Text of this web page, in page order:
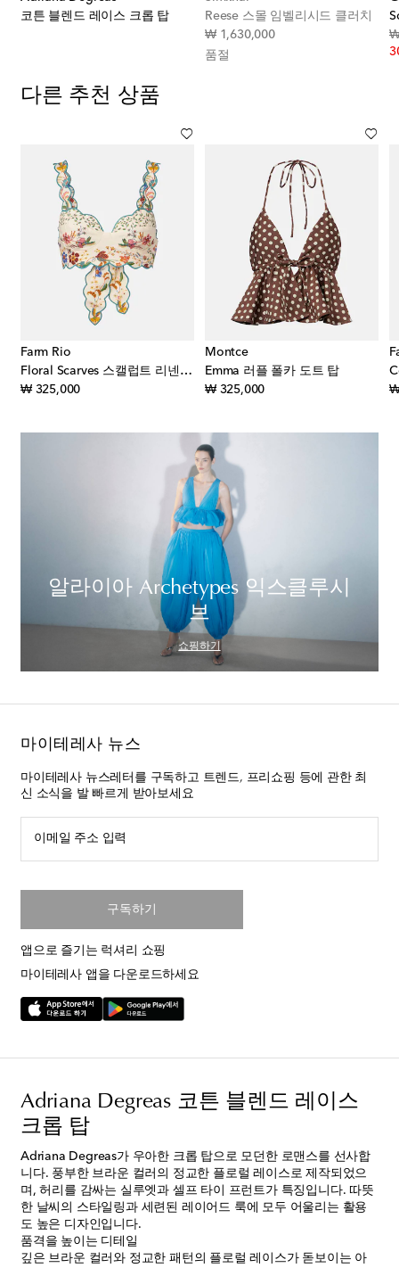
코튼 블렌드 레이스 크롭 탑
Reese 스몰 임벨리시드 클러치
₩ 1,630,000original price
품절
₩
다른 추천 상품
Farm Rio
Floral Scarves 스캘럽트 리넨 크롭 탑
₩ 325,000original price
Montce
Emma 러플 폴카 도트 탑
₩ 325,000original price ₩
알라이아 Archetypes 익스클루시
브
쇼핑하기
마이테레사 뉴스
마이테레사 뉴스레터를 구독하고 트렌드, 프리쇼핑 등에 관한 최
신 소식을 발 빠르게 받아보세요
이메일 주소 입력
구독하기
앱으로 즐기는 럭셔리 쇼핑
마이테레사 앱을 다운로드하세요
Adriana Degreas 코튼 블렌드 레이스
크롭 탑
Adriana Degreas가 우아한 크롭 탑으로 모던한 로맨스를 선사합
니다. 풍부한 브라운 컬러의 정교한 플로럴 레이스로 제작되었으
며, 허리를 감싸는 실루엣과 셀프 타이 프런트가 특징입니다. 따뜻
한 날씨의 스타일링과 세련된 레이어드 룩에 모두 어울리는 활용
도 높은 디자인입니다.
품격을 높이는 디테일
깊은 브라운 컬러와 정교한 패턴의 플로럴 레이스가 돋보이는 아